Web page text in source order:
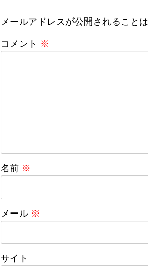
メールアドレスが公開されることは
コメント ※
名前 ※
メール ※
サイト